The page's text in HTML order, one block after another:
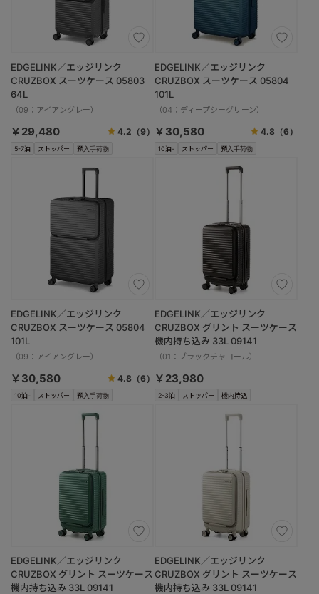
5-7泊 ストッパー 預入手荷物
EDGELINK／エッジリンク
CRUZBOX スーツケース 05803
64L
（09：アイアングレー）
￥29,480 4.2 （9）
10泊- ストッパー 預入手荷物
EDGELINK／エッジリンク
CRUZBOX スーツケース 05804
101L
（04：ディープシーグリーン）
￥30,580 4.8 （6）
10泊- ストッパー 預入手荷物
EDGELINK／エッジリンク
CRUZBOX スーツケース 05804
101L
（09：アイアングレー）
￥30,580 4.8（6）
2-3泊 ストッパー 機内持込
EDGELINK／エッジリンク
CRUZBOX グリント スーツケース
機内持ち込み 33L 09141
（01：ブラックチャコール）
￥23,980
EDGELINK／エッジリンク
CRUZBOX グリント スーツケース
機内持ち込み 33L 09141
EDGELINK／エッジリンク
CRUZBOX グリント スーツケース
機内持ち込み 33L 09141